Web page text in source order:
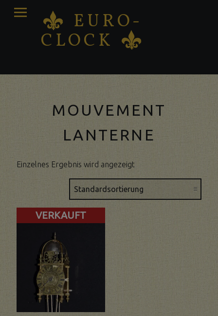
K EURO-
CLOCK K
PRIMARY
MENU
MOUVEMENT
LANTERNE
Einzelnes Ergebnis wird angezeigt
VERKAUFT